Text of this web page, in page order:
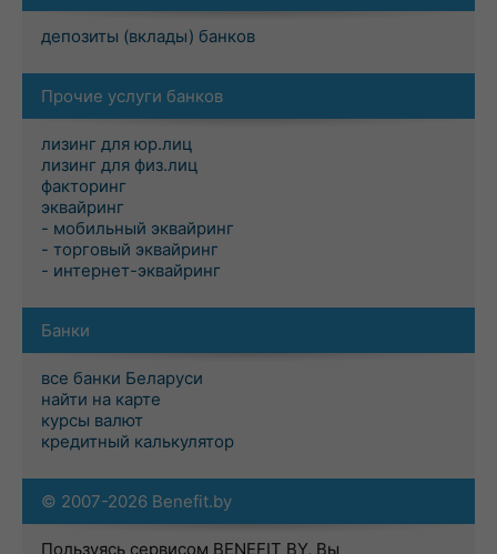
депозиты (вклады) банков
Прочие услуги банков
лизинг для юр.лиц
лизинг для физ.лиц
факторинг
эквайринг
- мобильный эквайринг
- торговый эквайринг
- интернет-эквайринг
Банки
все банки Беларуси
найти на карте
курсы валют
кредитный калькулятор
© 2007-2026 Benefit.by
Пользуясь сервисом BENEFIT BY, Вы